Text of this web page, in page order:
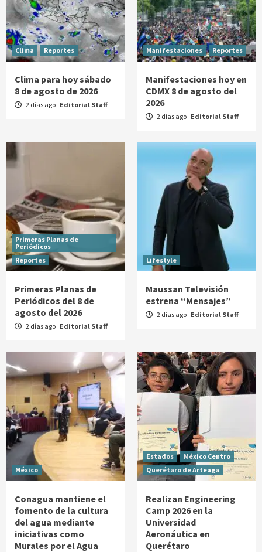
Clima Reportes
Clima para hoy sábado
8 de agosto de 2026
2 días ago Editorial Staff
Manifestaciones Reportes
Manifestaciones hoy en
CDMX 8 de agosto del
2026
2 días ago Editorial Staff
Primeras Planas de
Periódicos
Reportes
Primeras Planas de
Periódicos del 8 de
agosto del 2026
2 días ago Editorial Staff
Lifestyle
Maussan Televisión
estrena “Mensajes”
2 días ago Editorial Staff
México
Conagua mantiene el
fomento de la cultura
del agua mediante
iniciativas como
Murales por el Agua
Estados
México Centro
Querétaro de Arteaga
Realizan Engineering
Camp 2026 en la
Universidad
Aeronáutica en
Querétaro